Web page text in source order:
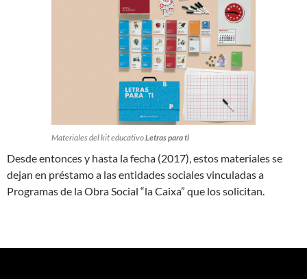
Materiales del kit educativoLetras para ti
Desde entonces y hasta la fecha (2017), estos materiales se
dejan en préstamo a las entidades sociales vinculadas a
Programas de la Obra Social “la Caixa” que los solicitan.